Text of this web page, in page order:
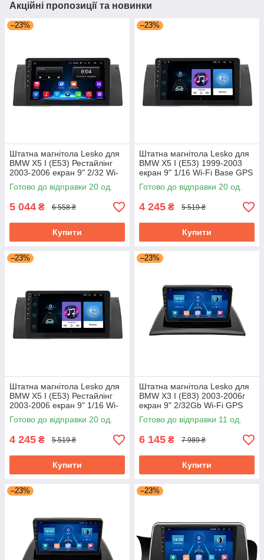
Акційні пропозиції та новинки
–23%
Штатна магнітола Lesko для
BMW X5 I (E53) Рестайлінг
2003-2006 екран 9" 2/32 Wi-
Fi Base GPS Android
Готово до відправки 20 од.
5 044 ₴ 6 558 ₴
Купити
–23%
Штатна магнітола Lesko для
BMW X5 I (E53) 1999-2003
екран 9" 1/16 Wi-Fi Base GPS
Android БМВ
Готово до відправки 20 од.
4 245 ₴ 5 519 ₴
Купити
–23%
Штатна магнітола Lesko для
BMW X5 I (E53) Рестайлінг
2003-2006 екран 9" 1/16 Wi-
Fi Base GPS Android БМВ
Готово до відправки 20 од.
4 245 ₴ 5 519 ₴
Купити
–23%
Штатна магнітола Lesko для
BMW X3 I (E83) 2003-2006г
екран 9" 2/32Gb Wi-Fi GPS
Base БМВ
Готово до відправки 11 од.
6 145 ₴ 7 989 ₴
Купити
–23% –23%